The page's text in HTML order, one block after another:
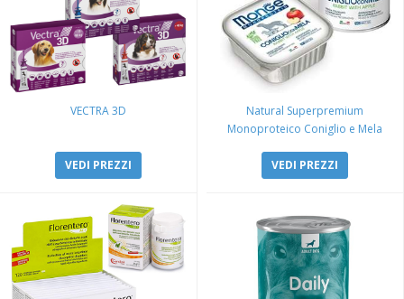
VECTRA 3D
VEDI PREZZI
Natural Superpremium
Monoproteico Coniglio e Mela
VEDI PREZZI